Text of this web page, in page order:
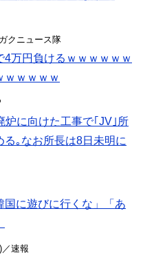
クニュース隊
4万円負けるｗｗｗｗｗｗ
ｗｗｗｗｗ
炉に向けた工事で｢JV｣所
｡なお所長は8日未明に
国に遊びに行くな」「あ
速報